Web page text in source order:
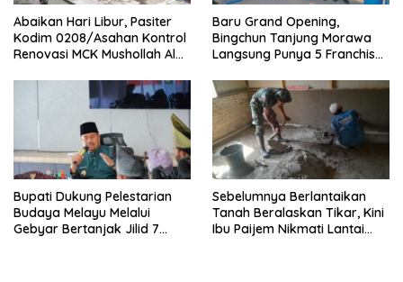
Abaikan Hari Libur, Pasiter
Kodim 0208/Asahan Kontrol
Renovasi MCK Mushollah Al
‎Baru Grand Opening,
Bingchun Tanjung Morawa
Langsung Punya 5 Franchise
Bupati Dukung Pelestarian
Budaya Melayu Melalui
Gebyar Bertanjak Jilid 7
Sebelumnya Berlantaikan
Tanah Beralaskan Tikar, Kini
Ibu Paijem Nikmati Lantai